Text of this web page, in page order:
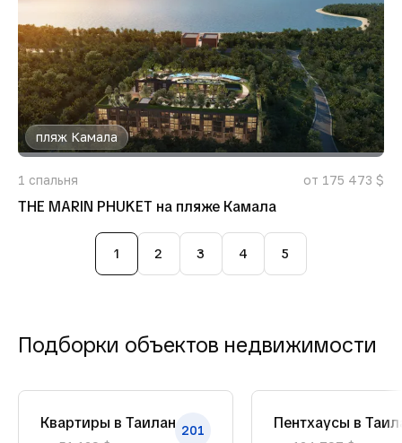
пляж Камала
1 спальня от 175 473 $
THE MARIN PHUKET на пляже Камала
1 2 3 4 5
Подборки объектов недвижимости
Квартиры в Таиланде201 Пентхаусы в